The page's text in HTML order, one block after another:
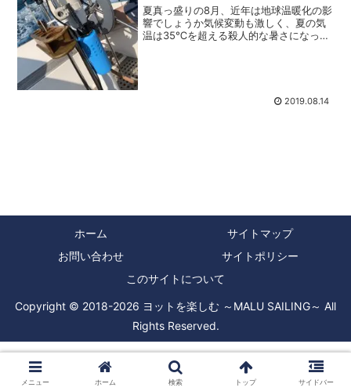
夏真っ盛りの8月、近年は地球温暖化の影
響でしょうか気候変動も激しく、夏の気
温は35℃を超える殺人的な暑さになって
2019.08.14
ホーム
サイトマップ
お問い合わせ
サイトポリシー
このサイトについて
Copyright © 2018-2026 ヨットを楽しむ ～MALU SAILING～ All
Rights Reserved.
メニュー ホーム 検索 トップ サイドバー